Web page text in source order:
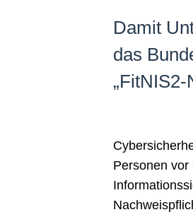
Damit
das
Personen